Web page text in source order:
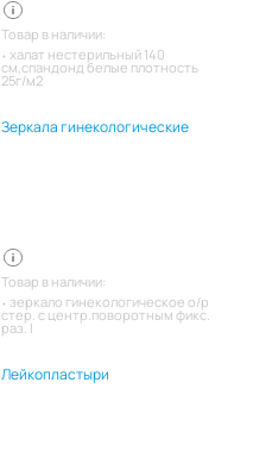
Товар в наличии:
халат нестерильный 140
см,спандонд белые плотность
25г/м2
Зеркала гинекологические
Товар в наличии:
зеркало гинекологическое о/р
стер. с центр.поворотным фикс.
раз. l
Лейкопластыри